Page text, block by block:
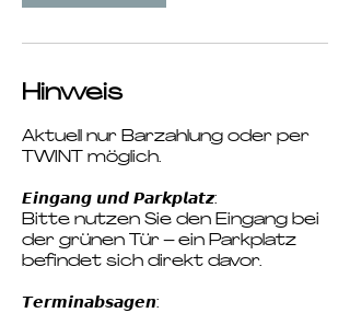
Hinweis
Aktuell nur Barzahlung oder per
TWINT möglich.
𝙀𝙞𝙣𝙜𝙖𝙣𝙜 𝙪𝙣𝙙 𝙋𝙖𝙧𝙠𝙥𝙡𝙖𝙩𝙯:
Bitte nutzen Sie den Eingang bei
der grünen Tür – ein Parkplatz
befindet sich direkt davor.
𝙏𝙚𝙧𝙢𝙞𝙣𝙖𝙗𝙨𝙖𝙜𝙚𝙣: